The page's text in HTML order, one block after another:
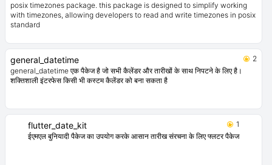
posix timezones package. this package is designed to simplify working
with timezones, allowing developers to read and write timezones in posix
standard
general_datetime
2
general_datetime एक पैकेज है जो सभी कैलेंडर और तारीखों के साथ निपटने के लिए है।
शक्तिशाली इंटरफेस किसी भी कस्टम कैलेंडर को बना सकता है
flutter_date_kit
1
ईएमएल बुनियादी पैकेज का उपयोग करके आसान तारीख संरचना के लिए फ्लटर पैकेज